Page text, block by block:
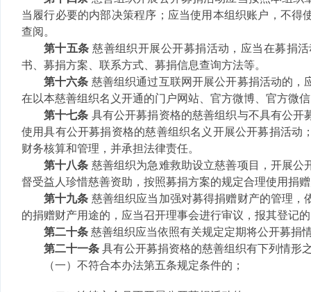
当履行必要的内部决策程序；应当使用本组织账户，不
查阅。
第十五条 慈善组织开展公开募捐活动，应当在募捐
书、募捐方案、联系方式、募捐信息查询方法等。
第十六条 慈善组织通过互联网开展公开募捐活动的
在以本慈善组织名义开通的门户网站、官方微博、官方微
第十七条 具有公开募捐资格的慈善组织与不具有公
使用具有公开募捐资格的慈善组织名义开展公开募捐活
财务核算和管理，并承担法律责任。
第十八条 慈善组织为急难救助设立慈善项目，开展
督受益人珍惜慈善资助，按照募捐方案的规定合理使用捐
第十九条 慈善组织应当加强对募得捐赠财产的管理
的捐赠财产用途的，应当召开理事会进行审议，报其登记
第二十条 慈善组织应当依照有关规定定期将公开募捐
第二十一条 具有公开募捐资格的慈善组织有下列情形
（一）不符合本办法第五条规定条件的；